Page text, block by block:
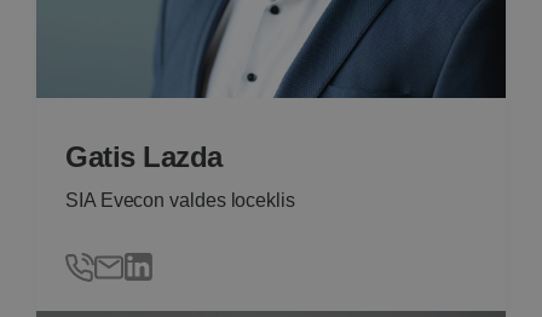
Gatis Lazda
SIA Evecon valdes loceklis